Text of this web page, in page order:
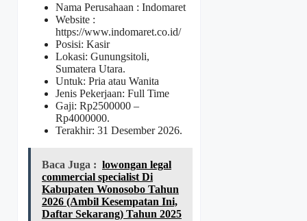
Nama Perusahaan : Indomaret
Website :
https://www.indomaret.co.id/
Posisi: Kasir
Lokasi: Gunungsitoli,
Sumatera Utara.
Untuk: Pria atau Wanita
Jenis Pekerjaan: Full Time
Gaji: Rp2500000 –
Rp4000000.
Terakhir: 31 Desember 2026.
Baca Juga : lowongan legal
commercial specialist Di
Kabupaten Wonosobo Tahun
2026 (Ambil Kesempatan Ini,
Daftar Sekarang) Tahun 2025